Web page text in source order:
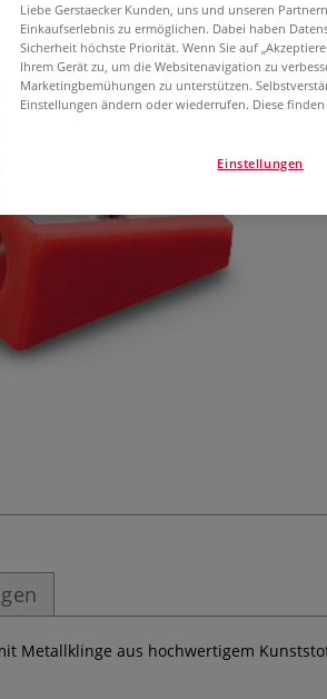
Metallklinge aus hochwertigem
Liebe Gerstaecker Kunden, uns und unseren
Einkaufserlebnis zu ermöglichen. Dabei haben
Sicherheit höchste Priorität. Wenn Sie auf
Ihrem Gerät zu, um die Websitenavigation zu
Marketingbemühungen zu unterstützen.
Einstellungen ändern oder wiederrufen. Diese
Einstellungen